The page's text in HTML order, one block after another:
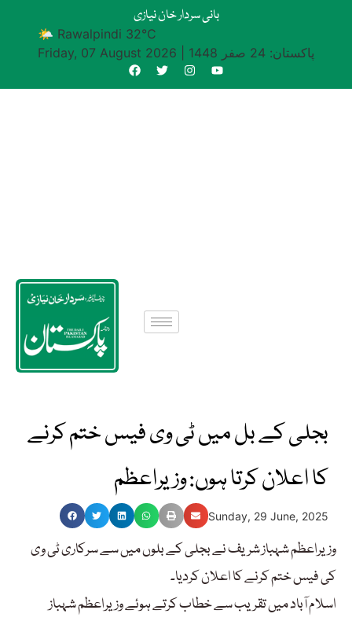
بانی سردار خان نیازی
🌤 Rawalpindi 32°C
Friday, 07 August 2026
پاکستان: 24 صفر 1448
بجلی کے بل میں ٹی وی فیس ختم کرنے
کا اعلان کرتا ہوں: وزیراعظم
Sunday, 29 June, 2025
وزیراعظم شہباز شریف نے بجلی کے بلوں میں سے سرکاری ٹی وی
کی فیس ختم کرنے کا اعلان کردیا۔
اسلام آباد میں تقریب سے خطاب کرتے ہوئے وزیراعظم شہباز